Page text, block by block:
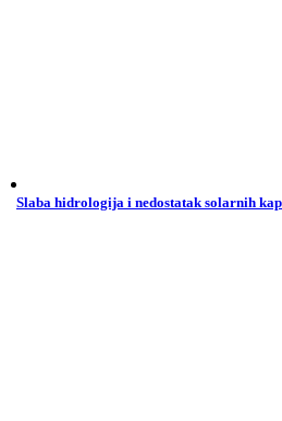
Slaba hidrologija i nedostatak solarnih